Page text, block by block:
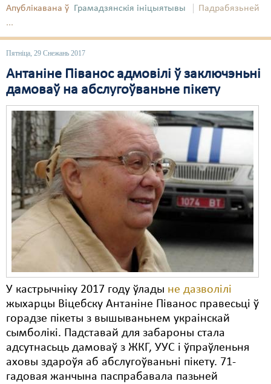
Апублікавана ў Грамадзянскія ініцыятывы
Падрабязьней
...
Пятніца, 29 Снежань 2017
Антаніне Піванос адмовілі ў заключэньні
дамоваў на абслугоўваньне пікету
У кастрычніку 2017 году ўлады не дазволілі
жыхарцы Віцебску Антаніне Піванос правесьці ў
горадзе пікеты з вышываньнем украінскай
сымболікі. Падставай для забароны стала
адсутнасьць дамоваў з ЖКГ, УУС і ўпраўленьня
аховы здароўя аб абслугоўваньні пікету. 71-
гадовая жанчына паспрабавала пазьней